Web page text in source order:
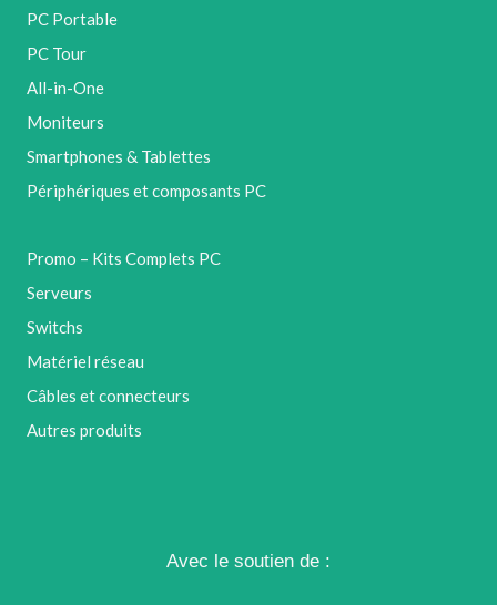
PC Portable
PC Tour
All-in-One
Moniteurs
Smartphones & Tablettes
Périphériques et composants PC
Promo – Kits Complets PC
Serveurs
Switchs
Matériel réseau
Câbles et connecteurs
Autres produits
Avec le soutien de :